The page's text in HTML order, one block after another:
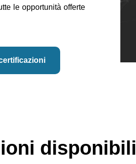
le opportunità offerte
disponibili